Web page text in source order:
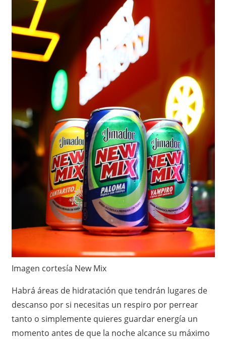
Imagen cortesía New Mix
Habrá áreas de hidratación que tendrán lugares de
descanso por si necesitas un respiro por perrear
tanto o simplemente quieres guardar energía un
momento antes de que la noche alcance su máximo